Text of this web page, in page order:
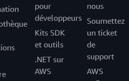
pour
développeurs
Kits SDK
et outils
.NET sur
AWS
nous
Soumettez
un ticket
de
support
AWS